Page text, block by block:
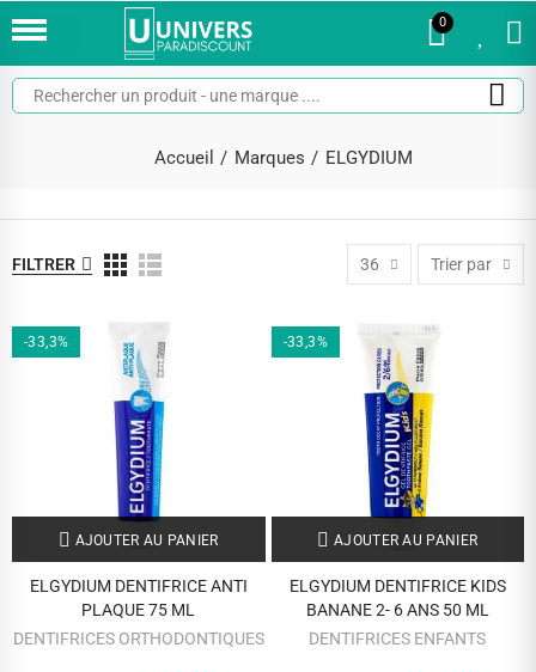
0
Accueil Marques ELGYDIUM
FILTRER 36 Trier par
-33,3%
AJOUTER AU PANIER
ELGYDIUM DENTIFRICE ANTI
PLAQUE 75 ML
DENTIFRICES ORTHODONTIQUES
-33,3%
AJOUTER AU PANIER
ELGYDIUM DENTIFRICE KIDS
BANANE 2- 6 ANS 50 ML
DENTIFRICES ENFANTS